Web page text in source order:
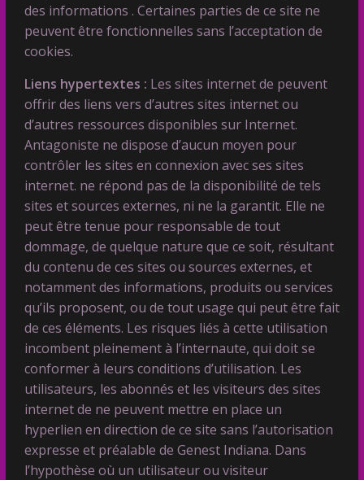
des informations . Certaines parties de ce site ne
peuvent être fonctionnelles sans l’acceptation de
cookies.
Liens hypertextes : Les sites internet de peuvent
offrir des liens vers d’autres sites internet ou
d’autres ressources disponibles sur Internet.
Antagoniste ne dispose d’aucun moyen pour
contrôler les sites en connexion avec ses sites
internet. ne répond pas de la disponibilité de tels
sites et sources externes, ni ne la garantit. Elle ne
peut être tenue pour responsable de tout
dommage, de quelque nature que ce soit, résultant
du contenu de ces sites ou sources externes, et
notamment des informations, produits ou services
qu’ils proposent, ou de tout usage qui peut être fait
de ces éléments. Les risques liés à cette utilisation
incombent pleinement à l’internaute, qui doit se
conformer à leurs conditions d’utilisation. Les
utilisateurs, les abonnés et les visiteurs des sites
internet de ne peuvent mettre en place un
hyperlien en direction de ce site sans l’autorisation
expresse et préalable de Genest Indiana. Dans
l’hypothèse où un utilisateur ou visiteur